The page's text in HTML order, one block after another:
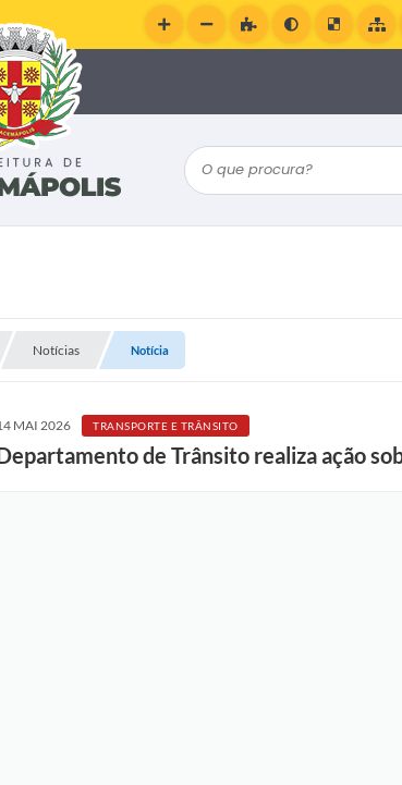
O que procura?
Notícias Notícia
MAI 2026 TRANSPORTE E TRÂNSITO
de Trânsito realiza ação